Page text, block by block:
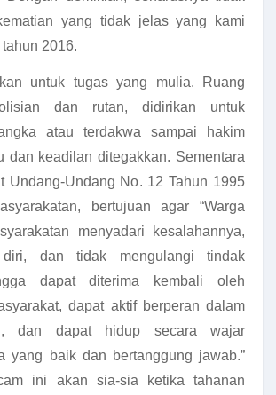
yang tidak jelas yang kami
2016.
untuk tugas yang mulia. Ruang
dan rutan, didirikan untuk
atau terdakwa sampai hakim
dan keadilan ditegakkan. Sementara
Undang-Undang No. 12 Tahun 1995
bertujuan agar “Warga
menyadari kesalahannya,
diri, dan tidak mengulangi tindak
dapat diterima kembali oleh
dapat aktif berperan dalam
dan dapat hidup secara wajar
yang baik dan bertanggung jawab.”
ini akan sia-sia ketika tahanan